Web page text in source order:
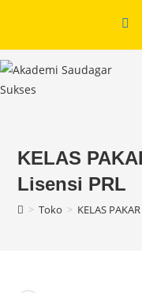
content
KELAS
Lisensi PRL
> Toko > KELAS